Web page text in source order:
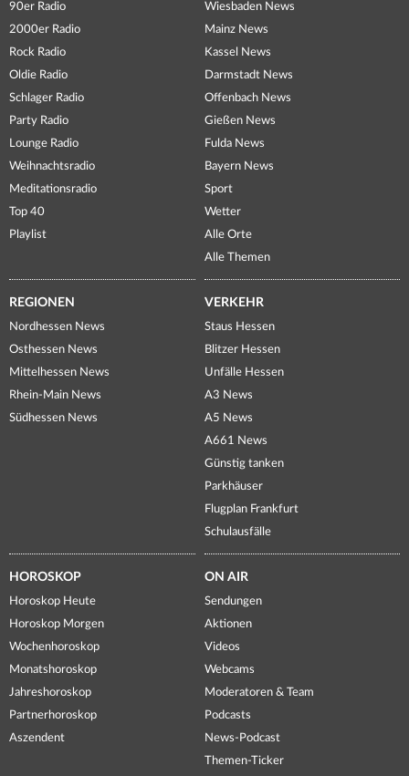
90er Radio
2000er Radio
Rock Radio
Oldie Radio
Schlager Radio
Party Radio
Lounge Radio
Weihnachtsradio
Meditationsradio
Top 40
Playlist
Wiesbaden News
Mainz News
Kassel News
Darmstadt News
Offenbach News
Gießen News
Fulda News
Bayern News
Sport
Wetter
Alle Orte
Alle Themen
REGIONEN
Nordhessen News
Osthessen News
Mittelhessen News
Rhein-Main News
Südhessen News
VERKEHR
Staus Hessen
Blitzer Hessen
Unfälle Hessen
A3 News
A5 News
A661 News
Günstig tanken
Parkhäuser
Flugplan Frankfurt
Schulausfälle
HOROSKOP
Horoskop Heute
Horoskop Morgen
Wochenhoroskop
Monatshoroskop
Jahreshoroskop
Partnerhoroskop
Aszendent
ON AIR
Sendungen
Aktionen
Videos
Webcams
Moderatoren & Team
Podcasts
News-Podcast
Themen-Ticker